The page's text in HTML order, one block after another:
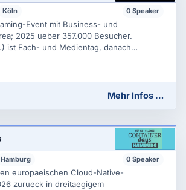
Köln 0 Speaker
Event mit Business- und
2025 ueber 357.000 Besucher.
ist Fach- und Medientag, danach
die Opening Night Live. Themen sind
VR/AR und Plattform-Mehr Infos …
Hamburg 0 Speaker
europaeischen Cloud-Native-
zurueck in dreitaegigem